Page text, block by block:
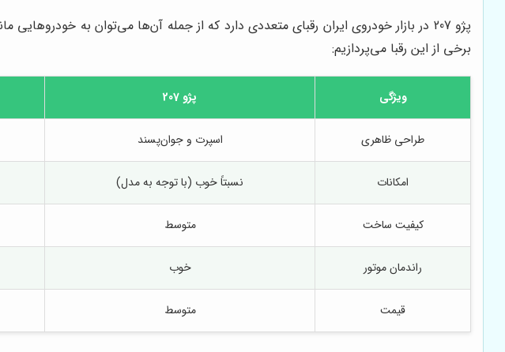
برخی از این رقبا می‌پردازیم:
ویژگی پژو 207
طراحی ظاهری اسپرت و جوان‌پسند
امکانات نسبتاً خوب (با توجه به مدل)
کیفیت ساخت متوسط
راندمان موتور خوب
قیمت متوسط